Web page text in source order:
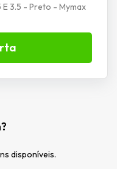
3.5 - Preto - Mymax
disponíveis.